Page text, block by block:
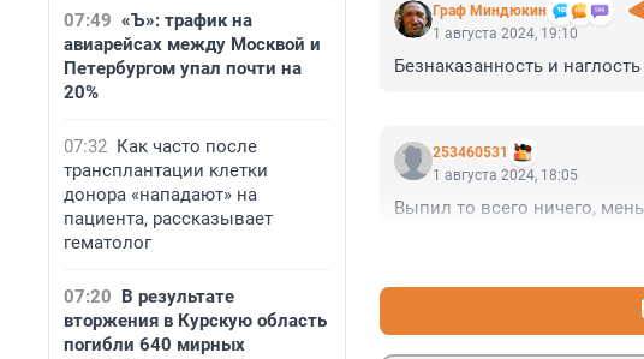
07:49 «Ъ»: трафик на
авиарейсах между Москвой и
Петербургом упал почти на
20%
07:32 Как часто после
трансплантации клетки
донора «нападают» на
пациента, рассказывает
гематолог
07:20 В результате
вторжения в Курскую область
погибли 640 мирных
Граф Миндюкин
1 августа 2024, 19:10
Безнаказанность и
253460531
1 августа 2024, 18:05
Выпил то всего ничего,